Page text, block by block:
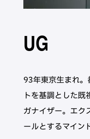
UG
93年東京生まれ。
トを基調とした
ガナイザー。エク
ールとするマイン